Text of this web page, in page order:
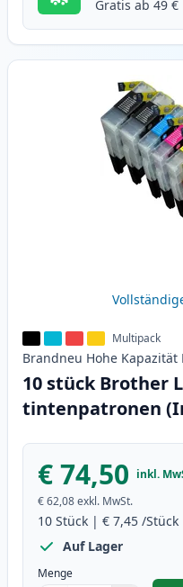
Gratis ab 49 €
Multipack
Brandneu Hohe Kapazität
10 stück Brother
tintenpatronen
€ 74,50 inkl.
€ 62,08exkl. MwSt.
10 Stück | € 7,45 /Stück
Auf Lager
Menge